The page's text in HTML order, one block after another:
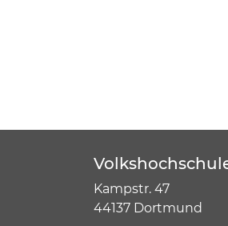
Kampstr. 47
44137 Dortmund